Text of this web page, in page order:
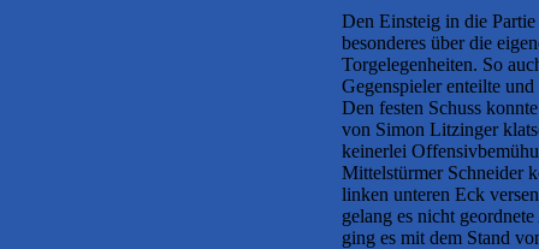
Den Einsteig in die
besonderes über die
Torgelegenheiten. So
Gegenspieler enteilte
Den festen Schuss
von Simon Litzinger
keinerlei
Mittelstürmer Schneider
linken unteren Eck
gelang es nicht
ging es mit dem Stand